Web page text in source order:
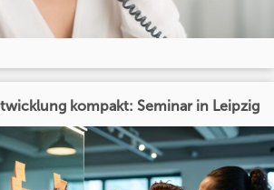
kompakt: Seminar in Leipzig